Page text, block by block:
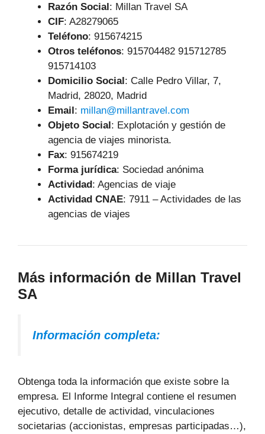
Razón Social: Millan Travel SA
CIF: A28279065
Teléfono: 915674215
Otros teléfonos: 915704482 915712785
915714103
Domicilio Social: Calle Pedro Villar, 7,
Madrid, 28020, Madrid
Email: millan@millantravel.com
Objeto Social: Explotación y gestión de
agencia de viajes minorista.
Fax: 915674219
Forma jurídica: Sociedad anónima
Actividad: Agencias de viaje
Actividad CNAE: 7911 – Actividades de las
agencias de viajes
Más información de Millan Travel
SA
Información completa:
Obtenga toda la información que existe sobre la
empresa. El Informe Integral contiene el resumen
ejecutivo, detalle de actividad, vinculaciones
societarias (accionistas, empresas participadas…),